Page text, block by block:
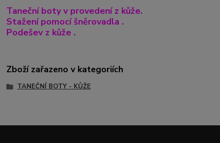
Taneční boty v provedení z kůže.
Stažení pomocí šněrovadla .
Podešev z kůže .
Zboží zařazeno v kategoriích
TANEČNÍ BOTY - KŮŽE